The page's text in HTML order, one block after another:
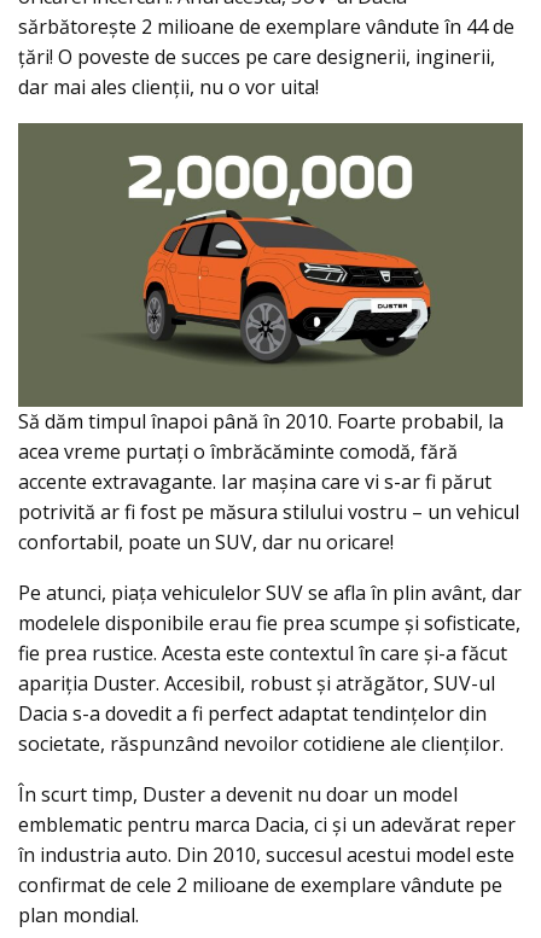
sărbătorește 2 milioane de exemplare vândute în 44 de
țări! O poveste de succes pe care designerii, inginerii,
dar mai ales clienții, nu o vor uita!
Să dăm timpul înapoi până în 2010. Foarte probabil, la
acea vreme purtați o îmbrăcăminte comodă, fără
accente extravagante. Iar mașina care vi s-ar fi părut
potrivită ar fi fost pe măsura stilului vostru – un vehicul
confortabil, poate un SUV, dar nu oricare!
Pe atunci, piaţa vehiculelor SUV se afla în plin avânt, dar
modelele disponibile erau fie prea scumpe şi sofisticate,
fie prea rustice. Acesta este contextul în care şi-a făcut
apariția Duster. Accesibil, robust şi atrăgător, SUV-ul
Dacia s-a dovedit a fi perfect adaptat tendințelor din
societate, răspunzând nevoilor cotidiene ale clienților.
În scurt timp, Duster a devenit nu doar un model
emblematic pentru marca Dacia, ci şi un adevărat reper
în industria auto. Din 2010, succesul acestui model este
confirmat de cele 2 milioane de exemplare vândute pe
plan mondial.